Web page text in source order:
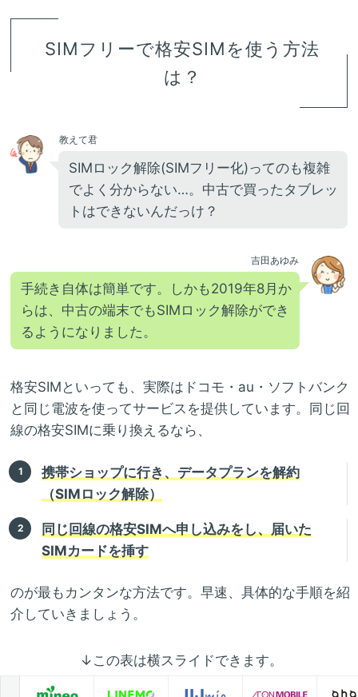
SIMフリーで格安SIMを使う方法
は？
教えて君
SIMロック解除(SIMフリー化)ってのも複雑
でよく分からない…。中古で買ったタブレッ
トはできないんだっけ？
吉田あゆみ
手続き自体は簡単です。しかも2019年8月か
らは、中古の端末でもSIMロック解除ができ
るようになりました。
格安SIMといっても、実際はドコモ・au・ソフトバンク
と同じ電波を使ってサービスを提供しています。同じ回
線の格安SIMに乗り換えるなら、
携帯ショップに行き、データプランを解約
（SIMロック解除）
同じ回線の格安SIMへ申し込みをし、届いた
SIMカードを挿す
のが最もカンタンな方法です。早速、具体的な手順を紹
介していきましょう。
↓この表は横スライドできます。